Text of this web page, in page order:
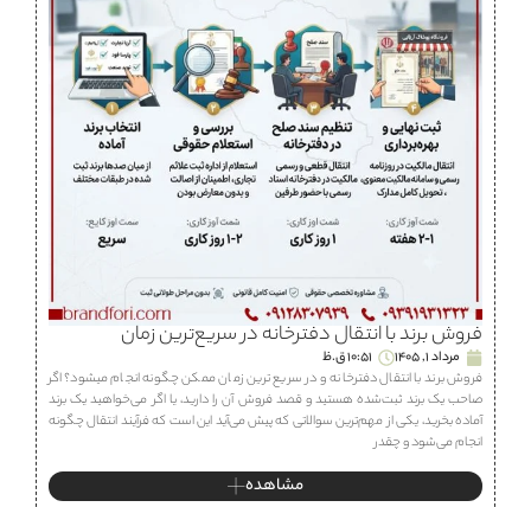
فروش برند با انتقال دفترخانه در سریع‌ترین زمان
مرداد 1, 1405
10:51 ق.ظ
فروش برند با انتقال دفترخانه و در سریع ترین زمان ممکن چگونه انجام میشود؟ اگر
صاحب یک برند ثبت‌شده هستید و قصد فروش آن را دارید، یا اگر می‌خواهید یک برند
آماده بخرید، یکی از مهم‌ترین سوالاتی که پیش می‌آید این است که فرآیند انتقال چگونه
انجام می‌شود و چقدر
مشاهده